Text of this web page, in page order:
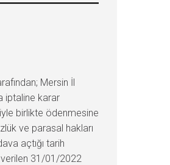
Mersin İl
iptaline karar
birlikte ödenmesine
ve parasal hakları
açtığı tarih
verilen 31/01/2022